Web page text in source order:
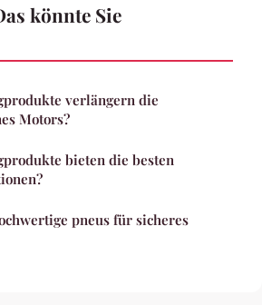
könnte Sie
verlängern die
Motors?
bieten die besten
pneus für sicheres